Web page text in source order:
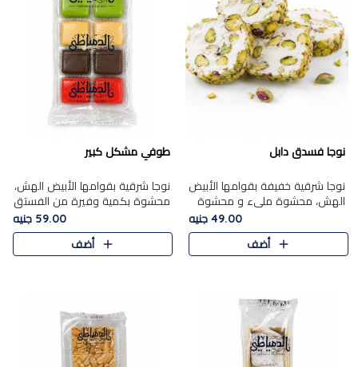
نوجا فسدق دابل
نوجا شرقية خفيفة بقوامها الأبيض
الهش، محشوة مليء و محشوة
بـكمية وفيرة من الفستق الفاخر
لتمنحك نكهة مكسرات غنية
وقرمشة مميزة في كل قطعة و
49.00 جنيه
أضف
طوفي مشكل كبير
نوجا شرقية بقوامها الأبيض الهش،
محشوة بكمية وفيرة من الفستق
الفاخر لتمنحك نكهة غنية وقرمشة
مميزة في كل قطعة، لتجربة تجمع
بين الفخامة والمذاق..
59.00 جنيه
أضف